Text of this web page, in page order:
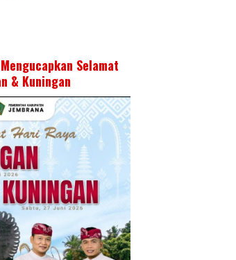
Selamat
& Kuningan